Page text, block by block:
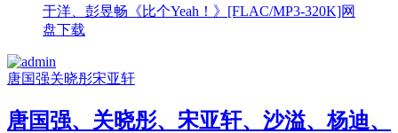
唐国强关晓彤宋亚轩
唐国强、关晓彤、宋亚轩、沙溢、杨迪、